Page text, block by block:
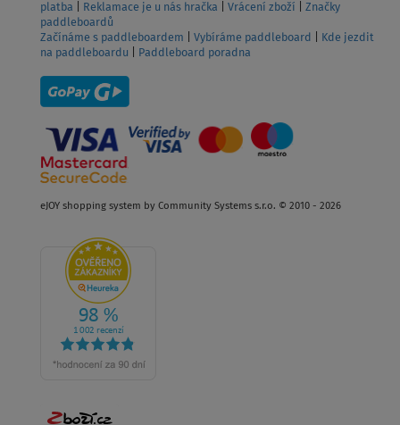
platba
Reklamace je u nás hračka Vrácení zboží
Značky
paddleboardů
Začínáme s paddleboardem
Vybíráme paddleboard
Kde jezdit
na paddleboardu
Paddleboard poradna
eJOY shopping system by Community Systems s.r.o. © 2010 - 2026